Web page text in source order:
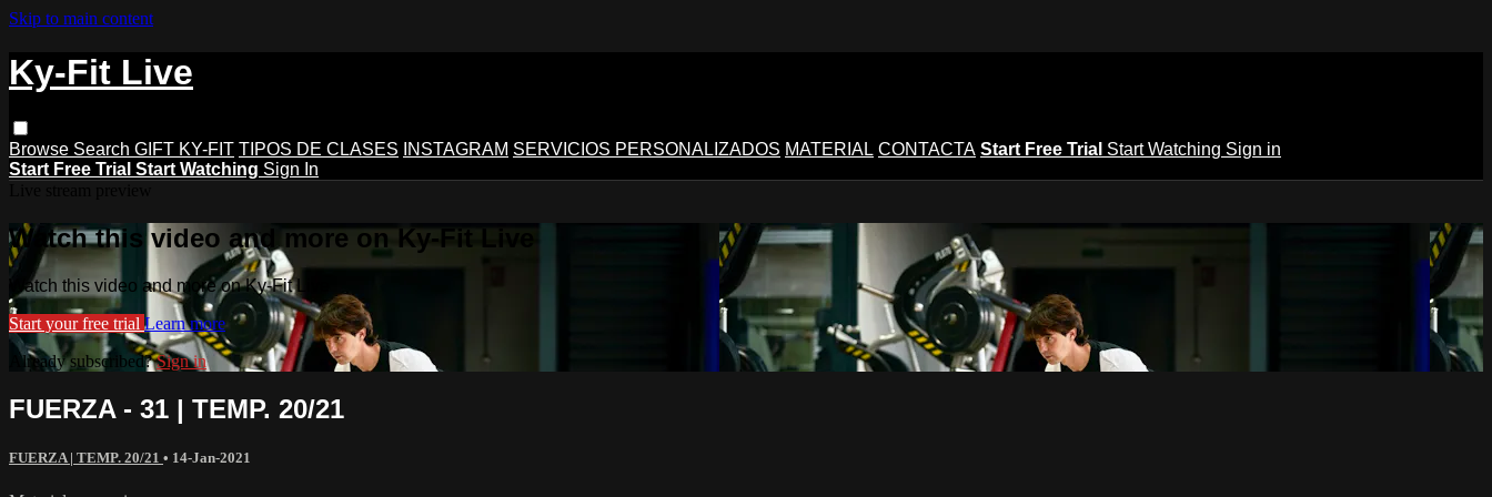
Skip to main content
Ky-Fit Live
Browse Search GIFT KY-FIT TIPOS DE CLASES INSTAGRAM SERVICIOS PERSONALIZADOS MATERIAL CONTACTA Start Free Trial Start Watching Sign in
Start Free Trial Start Watching Sign In
Watch this video and more on Ky-Fit Live
Watch this video and more on Ky-Fit Live
Start your free trial Learn more
Already subscribed?Sign in
FUERZA - 31 | TEMP. 20/21
FUERZA | TEMP. 20/21 • 14-Jan-2021